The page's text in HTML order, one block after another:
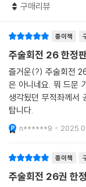
구매리뷰
종이책
주술회전 26 한정
즐거운(?) 주술회전
은 아니네요. 뭐 드문
생각됬던 무적좌께서
탑니다.
n******9
종이책
주술회전 26권 한